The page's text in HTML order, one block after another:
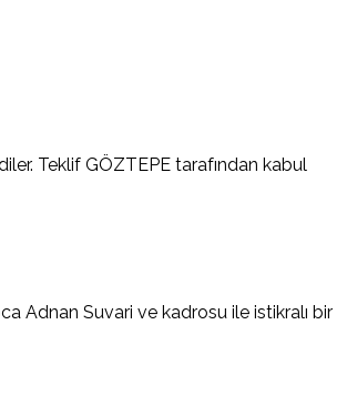
Teklif GÖZTEPE tarafından kabul
Adnan Suvari ve kadrosu ile istikralı bir